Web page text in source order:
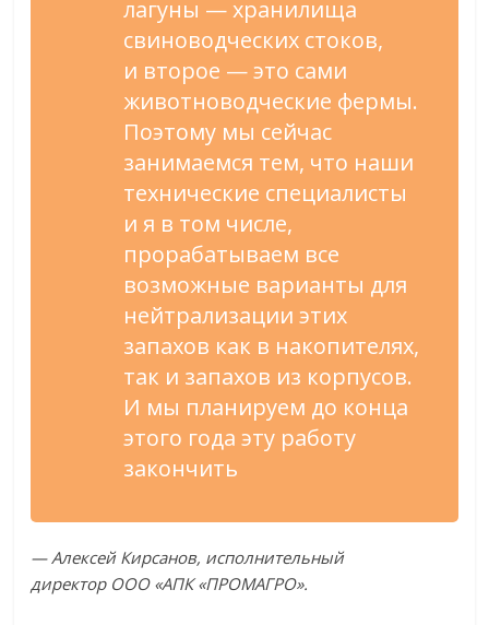
лагуны —хранилища
свиноводческих стоков,
и второе —это сами
животноводческие фермы.
Поэтому мы сейчас
занимаемся тем, что наши
технические специалисты
и я в том числе,
прорабатываем все
возможные варианты для
нейтрализации этих
запахов как в накопителях,
так и запахов из корпусов.
И мы планируем до конца
этого года эту работу
закончить
— Алексей Кирсанов, исполнительный
директор ООО «АПК«ПРОМАГРО».